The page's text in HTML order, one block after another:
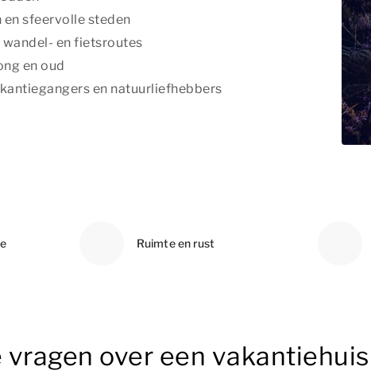
sfeervolle steden
en fietsroutes
en oud
en natuurliefhebbers
Ruimte en rust
over een